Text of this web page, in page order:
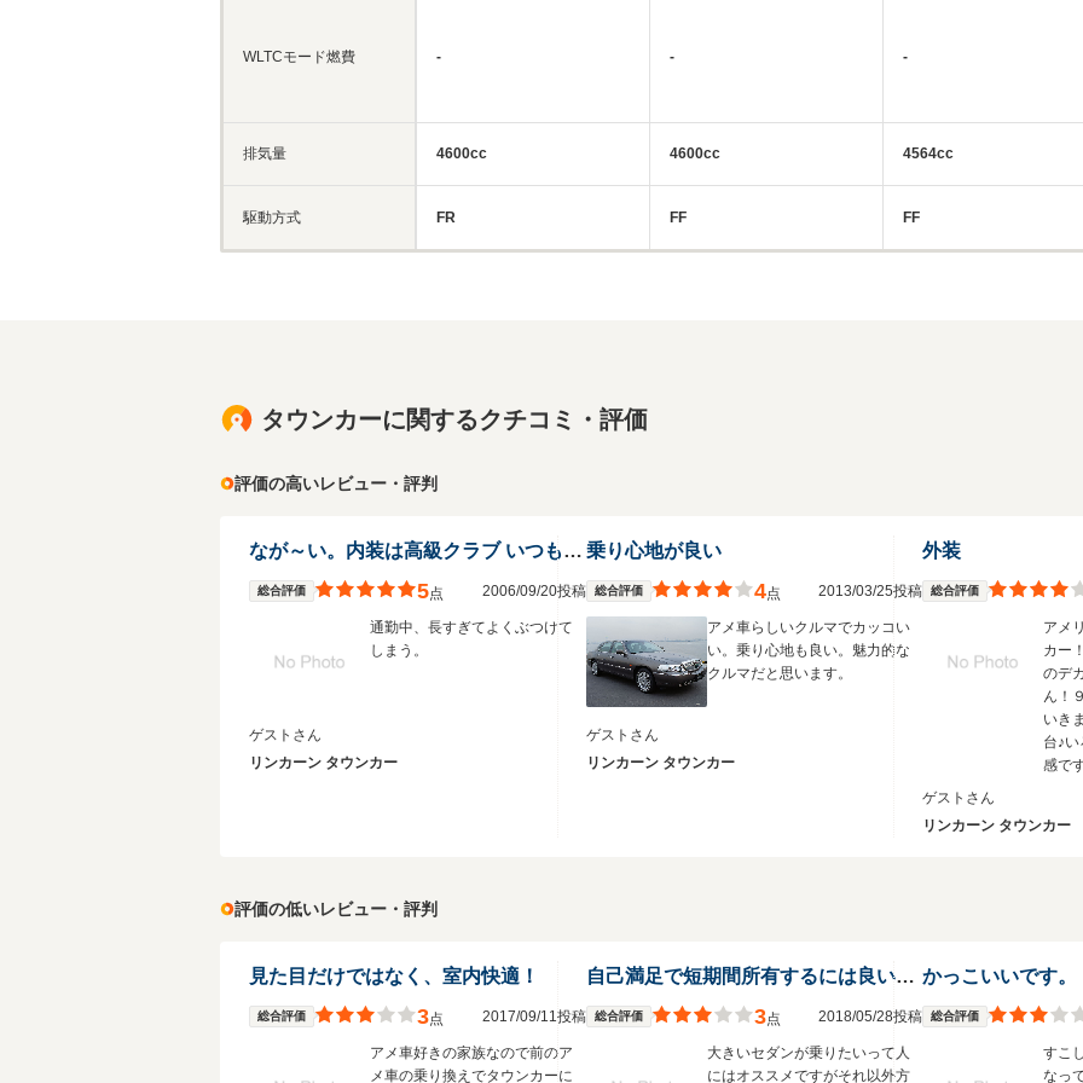
WLTCモード燃費
排気量
駆動方式
-
4600cc
FR
-
4600cc
FF
-
4564cc
FF
タウンカーに関するクチコミ・評価
評価の高いレビュー・評判
なが～い。内装は高級クラブ いつもシャンパン常備してます。
総合評価 5点 2006/09/20投稿
通勤中、長すぎてよくぶつけて
しまう。
ゲストさん
リンカーン タウンカー
乗り心地が良い
総合評価 4点 2013/03/25投稿
アメ車らしいクルマでカッコい
い。乗り心地も良い。魅力的な
クルマだと思います。
ゲストさん
リンカーン タウンカー
外装
総合評価
アメ
カー
のデ
ん！
いき
台♪
感で
ゲストさん
リンカーン タウンカー
評価の低いレビュー・評判
見た目だけではなく、室内快適！
総合評価 3点 2017/09/11投稿
アメ車好きの家族なので前のア
メ車の乗り換えでタウンカーに
自己満足で短期間所有するには良いと思います。
総合評価 3点 2018/05/28投稿
大きいセダンが乗りたいって人
にはオススメですがそれ以外方
かっこいいです。
総合評価
すこ
なっ